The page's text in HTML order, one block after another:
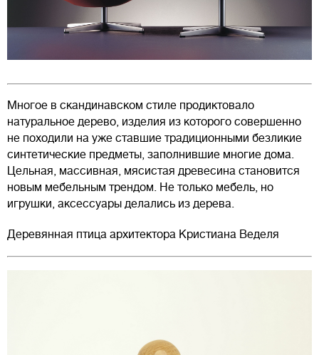
Многое в скандинавском стиле продиктовало
натуральное дерево, изделия из которого совершенно
не походили на уже ставшие традиционными безликие
синтетические предметы, заполнившие многие дома.
Цельная, массивная, мясистая древесина становится
новым мебельным трендом. Не только мебель, но
игрушки, аксессуары делались из дерева.
Деревянная птица архитектора Кристиана Веделя